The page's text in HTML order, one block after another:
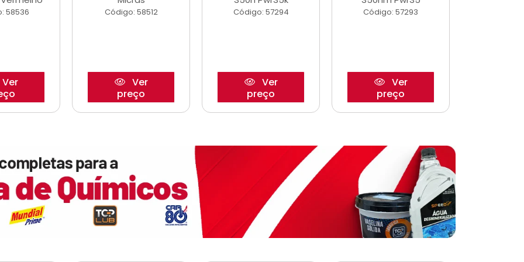
58536
Ver
Código: 58512
Ver
preço
Código: 57294
Ver
preço
Código: 57293
Ver
preço